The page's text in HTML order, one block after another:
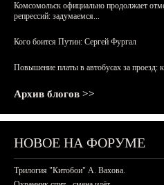
Комсомольск официально продолжает
репрессий: задумаемся...
Кого боится Путин: Сергей Фургал
Повышение платы в автобусах за проезд:
Архив блогов >>
НОВОЕ НА ФОРУМЕ
Трилогия "Китобои" А. Вахова.